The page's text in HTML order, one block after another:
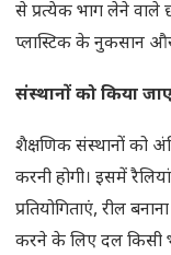
से प्रत्येक भाग लेने वाले
प्लास्टिक के नुकसान
संस्थानों को किया
शैक्षणिक संस्थानों को
करनी होगी। इसमें
प्रतियोगिताएं, रील
करने के लिए दल किसी